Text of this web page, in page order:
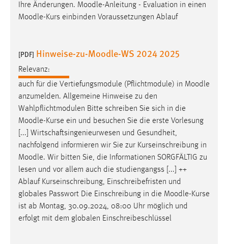
Ihre Änderungen. Moodle-Anleitung - Evaluation in einen
Moodle-Kurs einbinden Voraussetzungen Ablauf
[PDF] Hinweise-zu-Moodle-WS 2024 2025
Relevanz:
auch für die Vertiefungsmodule (Pflichtmodule) in Moodle
anzumelden. Allgemeine Hinweise zu den
Wahlpflichtmodulen Bitte schreiben Sie sich in die
Moodle-Kurse ein und besuchen Sie die erste Vorlesung
[...] Wirtschaftsingenieurwesen und Gesundheit,
nachfolgend informieren wir Sie zur Kurseinschreibung in
Moodle. Wir bitten Sie, die Informationen SORGFÄLTIG zu
lesen und vor allem auch die studiengangss [...] ++
Ablauf Kurseinschreibung, Einschreibefristen und
globales Passwort Die Einschreibung in die Moodle-Kurse
ist ab Montag, 30.09.2024, 08:00 Uhr möglich und
erfolgt mit dem globalen Einschreibeschlüssel
STATISTIK
unsere Besucher unsere Website nutzen.
Matomo
Name:
_pk_ref, _pk_cvar, _pk_id, _pk_ses
Zweck:
Zugriffsstatistik
Cookie Laufzeit:
Max. 13 Monate
MARKETING
Marketing Cookies werden von Drittanbietern